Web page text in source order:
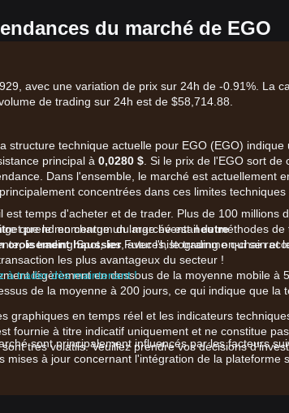
du marché de EGO
avec une variation de prix sur 24h de -0.91%. La
de trading sur 24h est de $58,714.88.
structure technique actuelle pour EGO (EGO)
principal à 0,0280 $ . Si le prix de l'EGO sort
Dans l'ensemble, le marché est actuellement
concentrées dans ces limites techniques
que le momentum du marché estneutre.
croisement haussier, avec l'histogramme qui se
légèrement en dessous de la moyenne mobile à
de la moyenne à 200 jours, ce qui indique que la
sont principalement influencés par les facteurs
mises à jour concernant l'intégration de la plateforme
la demande organique.
temps d'acheter et de trader. Plus de 100 millions
prend en charge un large éventail de méthodes
le trading Spot, les Futures, le trading on-chain et
les plus avantageux du secteur !
à trader dès maintenant !
graphiques en temps réel et les indicateurs
fournie à titre indicatif uniquement et ne constitue
très volatils. Veuillez prendre vos décisions